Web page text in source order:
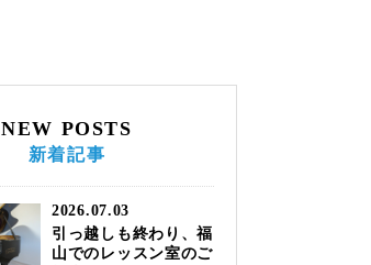
NEW POSTS
新着記事
2026.07.03
引っ越しも終わり、福
山でのレッスン室のご